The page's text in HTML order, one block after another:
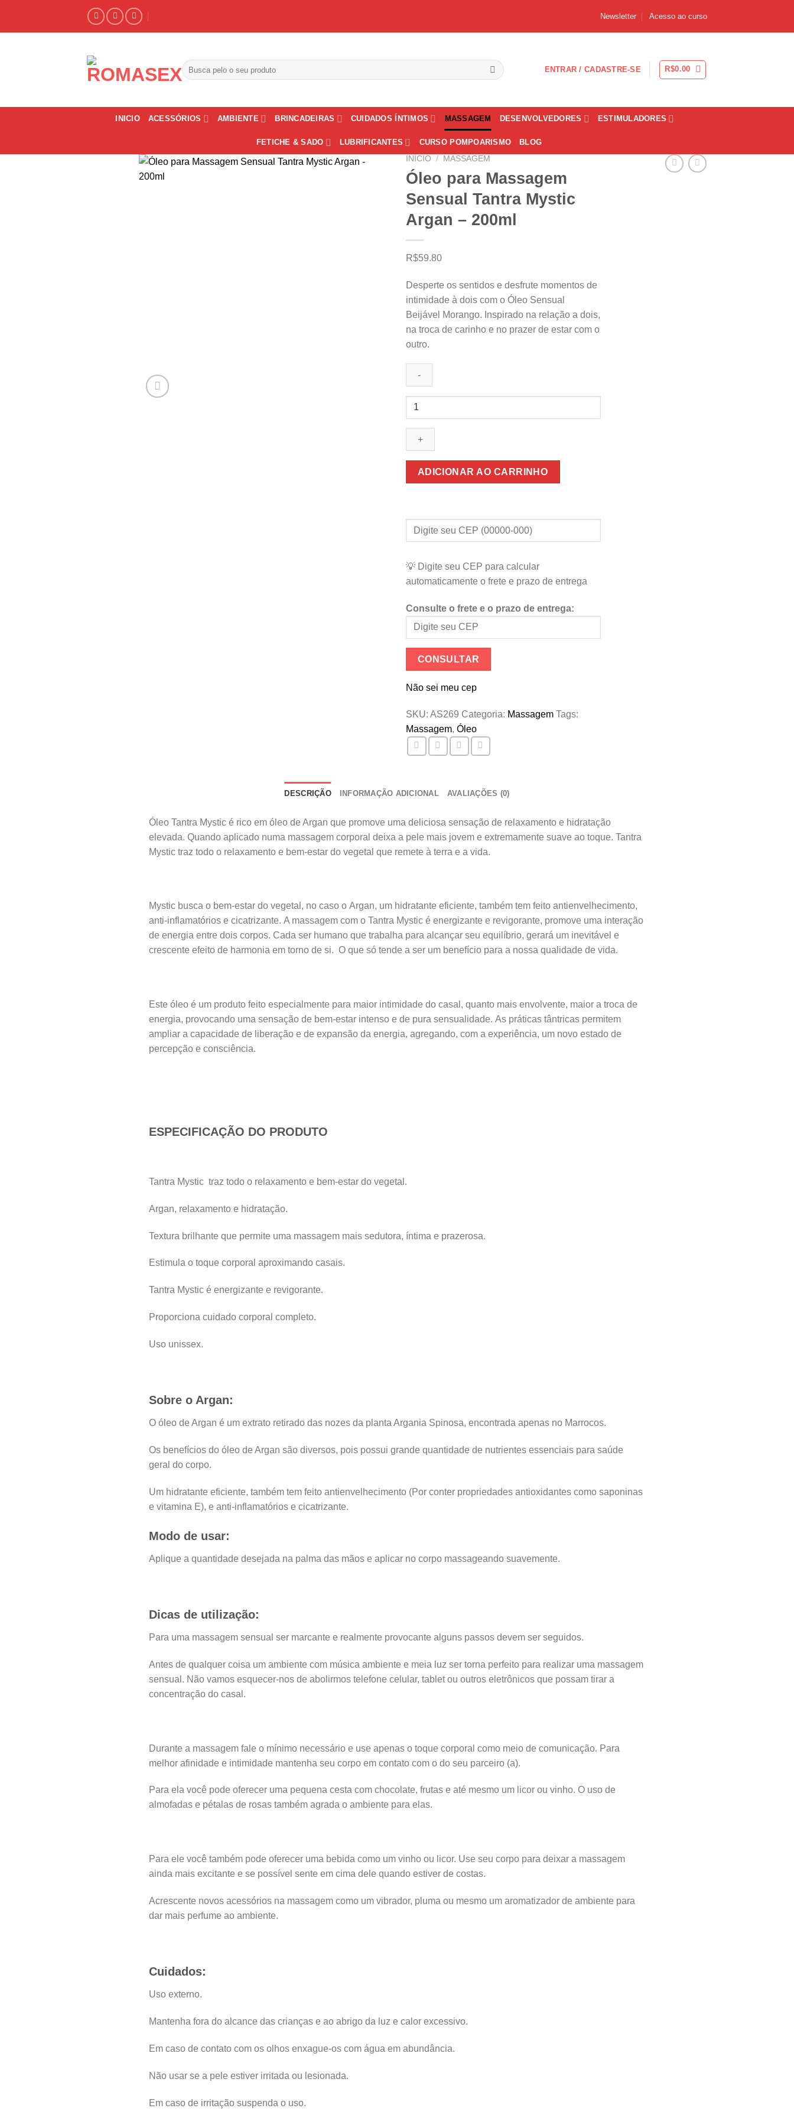
Newsletter Acesso ao curso
Pesquisar
por:
ENTRAR / CADASTRE-SE R$0.00
INICIO ACESSÓRIOS AMBIENTE BRINCADEIRAS CUIDADOS ÍNTIMOS MASSAGEM DESENVOLVEDORES ESTIMULADORES
FETICHE & SADO LUBRIFICANTES CURSO POMPOARISMO
BLOG
INÍCIO
/ MASSAGEM
Óleo para Massagem
Sensual Tantra Mystic
Argan – 200ml
R$59.80
Desperte os sentidos e desfrute momentos de
intimidade à dois com o Óleo Sensual
Beijável Morango. Inspirado na relação a dois,
na troca de carinho e no prazer de estar com o
outro.
Óleo
Massagem
Sensual
Mystic
Argan
ADICIONAR AO CARRINHO
💡 Digite seu CEP para calcular
automaticamente o frete e prazo de entrega
Consulte o frete e o prazo de entrega:
CONSULTAR
Não sei meu cep
SKU: AS269 Categoria: Massagem Tags:
Massagem, Óleo
DESCRIÇÃO INFORMAÇÃO ADICIONAL AVALIAÇÕES (0)
Óleo Tantra Mystic é rico em óleo de Argan que promove uma deliciosa sensação de relaxamento e hidratação
elevada. Quando aplicado numa massagem corporal deixa a pele mais jovem e extremamente suave ao toque. Tantra
Mystic traz todo o relaxamento e bem-estar do vegetal que remete à terra e a vida.
Mystic busca o bem-estar do vegetal, no caso o Argan, um hidratante eficiente, também tem feito antienvelhecimento,
anti-inflamatórios e cicatrizante. A massagem com o Tantra Mystic é energizante e revigorante, promove uma interação
de energia entre dois corpos. Cada ser humano que trabalha para alcançar seu equilíbrio, gerará um inevitável e
crescente efeito de harmonia em torno de si. O que só tende a ser um benefício para a nossa qualidade de vida.
Este óleo é um produto feito especialmente para maior intimidade do casal, quanto mais envolvente, maior a troca de
energia, provocando uma sensação de bem-estar intenso e de pura sensualidade. As práticas tântricas permitem
ampliar a capacidade de liberação e de expansão da energia, agregando, com a experiência, um novo estado de
percepção e consciência.
ESPECIFICAÇÃO DO PRODUTO
Tantra Mystic traz todo o relaxamento e bem-estar do vegetal.
Argan, relaxamento e hidratação.
Textura brilhante que permite uma massagem mais sedutora, íntima e prazerosa.
Estimula o toque corporal aproximando casais.
Tantra Mystic é energizante e revigorante.
Proporciona cuidado corporal completo.
Uso unissex.
Sobre o Argan:
O óleo de Argan é um extrato retirado das nozes da planta Argania Spinosa, encontrada apenas no Marrocos.
Os benefícios do óleo de Argan são diversos, pois possui grande quantidade de nutrientes essenciais para saúde
geral do corpo.
Um hidratante eficiente, também tem feito antienvelhecimento (Por conter propriedades antioxidantes como saponinas
e vitamina E), e anti-inflamatórios e cicatrizante.
Modo de usar:
Aplique a quantidade desejada na palma das mãos e aplicar no corpo massageando suavemente.
Dicas de utilização:
Para uma massagem sensual ser marcante e realmente provocante alguns passos devem ser seguidos.
Antes de qualquer coisa um ambiente com música ambiente e meia luz ser torna perfeito para realizar uma massagem
sensual. Não vamos esquecer-nos de abolirmos telefone celular, tablet ou outros eletrônicos que possam tirar a
concentração do casal.
Durante a massagem fale o mínimo necessário e use apenas o toque corporal como meio de comunicação. Para
melhor afinidade e intimidade mantenha seu corpo em contato com o do seu parceiro (a).
Para ela você pode oferecer uma pequena cesta com chocolate, frutas e até mesmo um licor ou vinho. O uso de
almofadas e pétalas de rosas também agrada o ambiente para elas.
Para ele você também pode oferecer uma bebida como um vinho ou licor. Use seu corpo para deixar a massagem
ainda mais excitante e se possível sente em cima dele quando estiver de costas.
Acrescente novos acessórios na massagem como um vibrador, pluma ou mesmo um aromatizador de ambiente para
dar mais perfume ao ambiente.
Cuidados:
Uso externo.
Mantenha fora do alcance das crianças e ao abrigo da luz e calor excessivo.
Em caso de contato com os olhos enxague-os com água em abundância.
Não usar se a pele estiver irritada ou lesionada.
Em caso de irritação suspenda o uso.